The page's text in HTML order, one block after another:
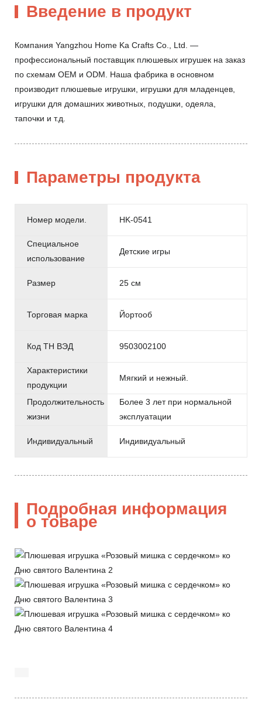
Введение в продукт
Компания Yangzhou Home Ka Crafts Co., Ltd. —
профессиональный поставщик плюшевых игрушек на заказ
по схемам OEM и ODM. Наша фабрика в основном
производит плюшевые игрушки, игрушки для младенцев,
игрушки для домашних животных, подушки, одеяла,
тапочки и т.д.
Параметры продукта
Номер модели. HK-0541
Специальное
использование
Детские игры
Размер 25 см
Торговая марка Йортооб
Код ТН ВЭД 9503002100
Характеристики
продукции
Мягкий и нежный.
Продолжительность
жизни
Более 3 лет при нормальной
эксплуатации
Индивидуальный Индивидуальный
Подробная информация
о товаре